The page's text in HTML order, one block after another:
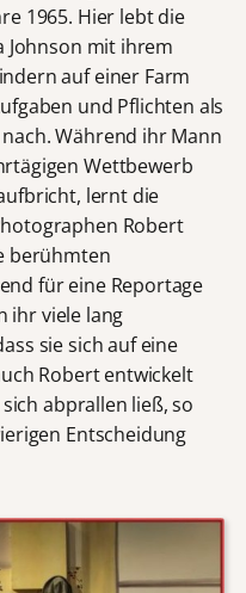
1965. Hier lebt die
Johnson mit ihrem
auf einer Farm
und Pflichten als
Während ihr Mann
Wettbewerb
lernt die
Robert
berühmten
für eine Reportage
ihr viele lang
sie sich auf eine
Robert entwickelt
abprallen ließ, so
Entscheidung